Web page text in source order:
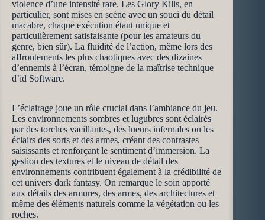
violence d’une intensité rare. Les Glory Kills, en
particulier, sont mises en scène avec un souci du détail
macabre, chaque exécution étant unique et
particulièrement satisfaisante (pour les amateurs du
genre, bien sûr). La fluidité de l’action, même lors des
affrontements les plus chaotiques avec des dizaines
d’ennemis à l’écran, témoigne de la maîtrise technique
d’id Software.
L’éclairage joue un rôle crucial dans l’ambiance du jeu.
Les environnements sombres et lugubres sont éclairés
par des torches vacillantes, des lueurs infernales ou les
éclairs des sorts et des armes, créant des contrastes
saisissants et renforçant le sentiment d’immersion. La
gestion des textures et le niveau de détail des
environnements contribuent également à la crédibilité de
cet univers dark fantasy. On remarque le soin apporté
aux détails des armures, des armes, des architectures et
même des éléments naturels comme la végétation ou les
roches.